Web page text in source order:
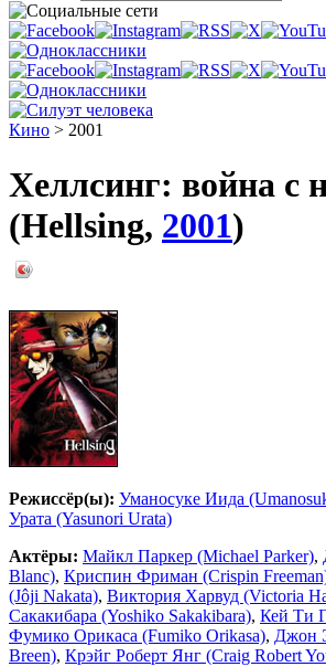
Кино > 2001
Хеллсинг: война с
(Hellsing, 2001)
Режиссёр(ы): Уманосуке Иида
Урата (Yasunori Urata)
Актёры: Майкл Паркер (Michael Parker),
Blanc), Криспин Фриман (Crispin
(Jôji Nakata), Виктория Харвуд (Victoria
Сакакибара (Yoshiko Sakakibara), Кей Ти
Фумико Орикаса (Fumiko Orikasa), Джон
Breen), Крэйг Роберт Янг (Craig Robert